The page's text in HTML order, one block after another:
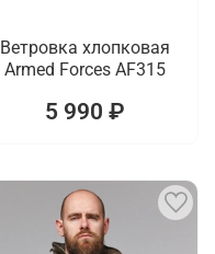
Ветровка хлопковая
Armed Forces AF315
5 990 ₽